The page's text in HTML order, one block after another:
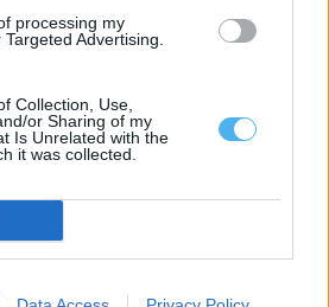
processing my
Advertising.
Collection, Use,
or Sharing of my
Is Unrelated with the
it was collected.
Governo para eventual saída de
Beja quer saber qual a solução do